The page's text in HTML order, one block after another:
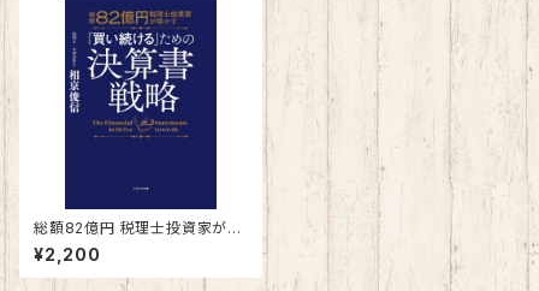
総額82億円 税理士投資家が明
かす 「買い続ける」ための決算
書戦略
¥2,200